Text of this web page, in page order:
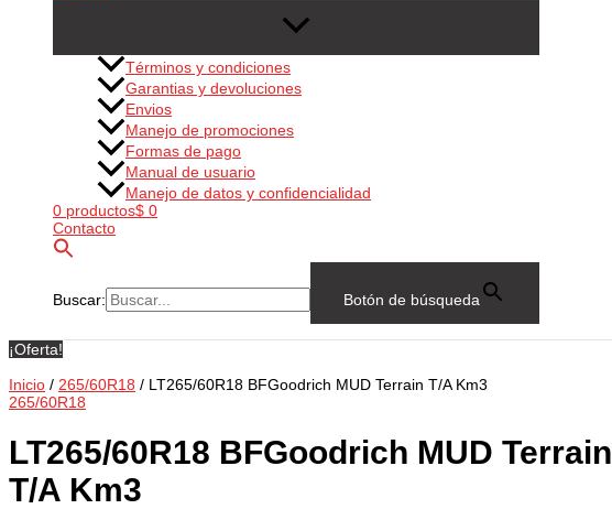
Términos y condiciones
Garantias y devoluciones
Envios
Manejo de promociones
Formas de pago
Manual de usuario
Manejo de datos y confidencialidad
0 productos$ 0
Contacto
Buscar: Botón de búsqueda
¡Oferta!
Inicio / 265/60R18 / LT265/60R18 BFGoodrich MUD Terrain T/A Km3
265/60R18
LT265/60R18 BFGoodrich MUD Terrain
T/A Km3